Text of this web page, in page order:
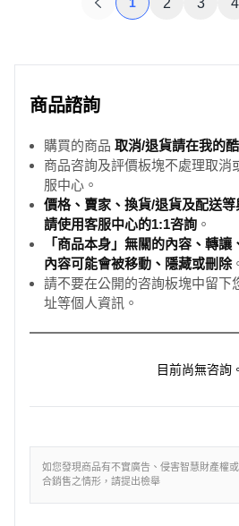
商品諮詢
購買的商品 取消/退貨請在我的
商品咨詢及評價板塊不處理取消
服中心。
價格、賣家、換貨/退貨及配送
請使用客服中心的1:1咨詢 。
「商品本身」無關的內容、轉
內容可能會被移動、隱藏或刪除
請不要在公開的咨詢板塊中留下
址等個人資訊。
目前尚無咨詢。
如您發現商品有不實廣告、侵害智慧財產權
合銷售之情形，請提出檢舉